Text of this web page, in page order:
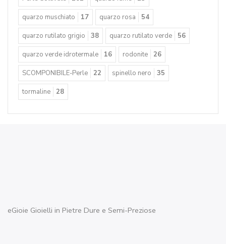
quarzo muschiato 17 quarzo rosa 54
quarzo rutilato grigio 38 quarzo rutilato verde 56
quarzo verde idrotermale 16 rodonite 26
SCOMPONIBILE-Perle 22 spinello nero 35
tormaline 28
eGioie Gioielli in Pietre Dure e Semi-Preziose